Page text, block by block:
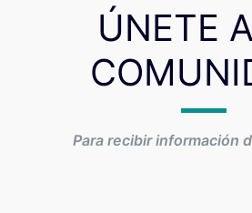
ÚNETE
Para recibir información